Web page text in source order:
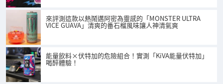
來評測這款以熱鬧邁阿密為靈感的「MONSTER ULTRA
VICE GUAVA」清爽的番石榴風味讓人神清氣爽
能量飲料×伏特加的危險組合！實測「KiVA能量伏特加」
喝醉體驗！